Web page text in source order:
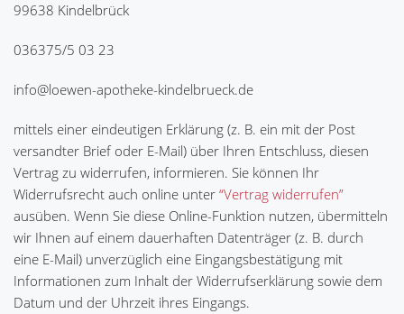
99638 Kindelbrück
036375/5 03 23
info@loewen-apotheke-kindelbrueck.de
mittels einer eindeutigen Erklärung (z. B. ein mit der Post
versandter Brief oder E-Mail) über Ihren Entschluss, diesen
Vertrag zu widerrufen, informieren. Sie können Ihr
Widerrufsrecht auch online unter “Vertrag widerrufen”
ausüben. Wenn Sie diese Online-Funktion nutzen, übermitteln
wir Ihnen auf einem dauerhaften Datenträger (z. B. durch
eine E-Mail) unverzüglich eine Eingangsbestätigung mit
Informationen zum Inhalt der Widerrufserklärung sowie dem
Datum und der Uhrzeit ihres Eingangs.